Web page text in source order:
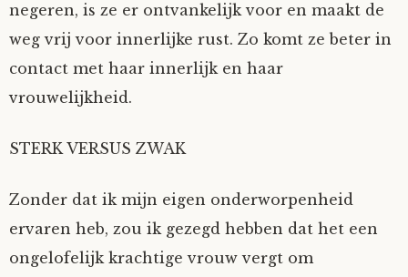
negeren, is ze er ontvankelijk voor en maakt de
weg vrij voor innerlijke rust. Zo komt ze beter in
contact met haar innerlijk en haar
vrouwelijkheid.
STERK VERSUS ZWAK
Zonder dat ik mijn eigen onderworpenheid
ervaren heb, zou ik gezegd hebben dat het een
ongelofelijk krachtige vrouw vergt om